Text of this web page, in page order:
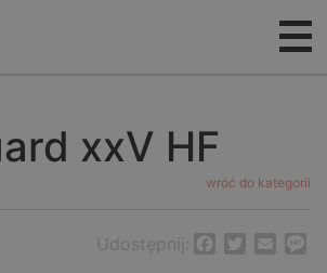
xxV HF
wróć do kategorii
Udostępnij: Facebook
Twitter
Email